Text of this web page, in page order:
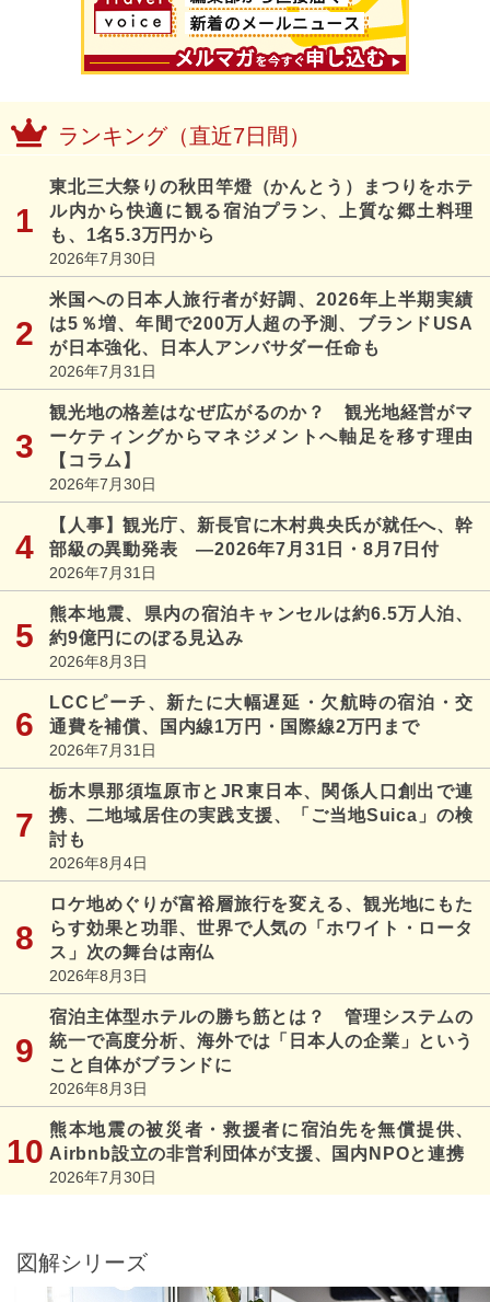
ランキング（直近7日間）
東北三大祭りの秋田竿燈（かんとう）まつりをホテ
ル内から快適に観る宿泊プラン、上質な郷土料理
も、1名5.3万円から
2026年7月30日
米国への日本人旅行者が好調、2026年上半期実績
は5％増、年間で200万人超の予測、ブランドUSA
が日本強化、日本人アンバサダー任命も
2026年7月31日
観光地の格差はなぜ広がるのか？ 観光地経営がマ
ーケティングからマネジメントへ軸足を移す理由
【コラム】
2026年7月30日
【人事】観光庁、新長官に木村典央氏が就任へ、幹
部級の異動発表 ―2026年7月31日・8月7日付
2026年7月31日
熊本地震、県内の宿泊キャンセルは約6.5万人泊、
約9億円にのぼる見込み
2026年8月3日
LCCピーチ、新たに大幅遅延・欠航時の宿泊・交
通費を補償、国内線1万円・国際線2万円まで
2026年7月31日
栃木県那須塩原市とJR東日本、関係人口創出で連
携、二地域居住の実践支援、「ご当地Suica」の検
討も
2026年8月4日
ロケ地めぐりが富裕層旅行を変える、観光地にもた
らす効果と功罪、世界で人気の「ホワイト・ロータ
ス」次の舞台は南仏
2026年8月3日
宿泊主体型ホテルの勝ち筋とは？ 管理システムの
統一で高度分析、海外では「日本人の企業」という
こと自体がブランドに
2026年8月3日
熊本地震の被災者・救援者に宿泊先を無償提供、
Airbnb設立の非営利団体が支援、国内NPOと連携
2026年7月30日
図解シリーズ